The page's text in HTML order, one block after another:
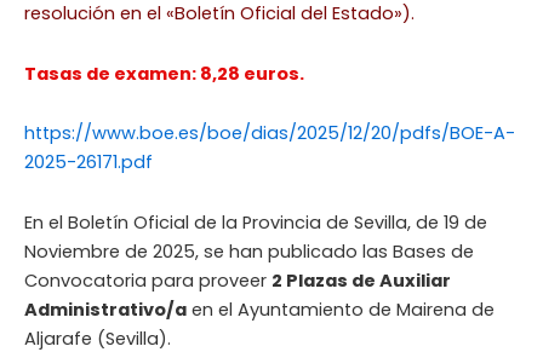
resolución en el «Boletín Oficial del Estado»).
Tasas de examen: 8,28 euros.
https://www.boe.es/boe/dias/2025/12/20/pdfs/BOE-A-
2025-26171.pdf
En el Boletín Oficial de la Provincia de Sevilla, de 19 de
Noviembre de 2025, se han publicado las Bases de
Convocatoria para proveer 2 Plazas de Auxiliar
Administrativo/a en el Ayuntamiento de Mairena de
Aljarafe (Sevilla).